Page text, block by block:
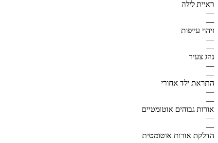
ראיית לילה
—
—
זיהוי עייפות
—
—
נהג צעיר
—
—
התראת ילד אחורי
—
—
אורות גבוהים אוטומטיים
—
—
הדלקת אורות אוטומטית